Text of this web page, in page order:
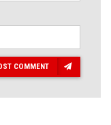
COMMENT